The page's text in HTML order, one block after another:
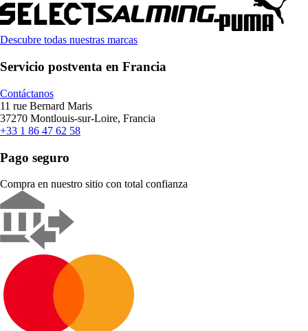
Descubre todas nuestras marcas
Servicio postventa en Francia
Contáctanos
11 rue Bernard Maris
37270 Montlouis-sur-Loire, Francia
+33 1 86 47 62 58
Pago seguro
Compra en nuestro sitio con total confianza